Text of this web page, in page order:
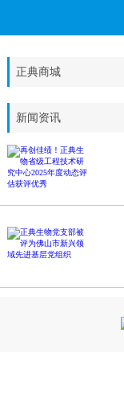
正典商城
新闻资讯